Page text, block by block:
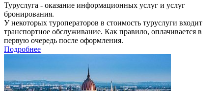
Туруслуга - оказание информационных услуг и услуг
бронирования.
У некоторых туроператоров в стоимость туруслуги входит
транспортное обслуживание. Как правило, оплачивается в
первую очередь после оформления.
Подробнее